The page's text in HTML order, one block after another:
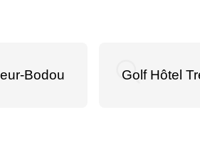
Bodou Golf Hôtel